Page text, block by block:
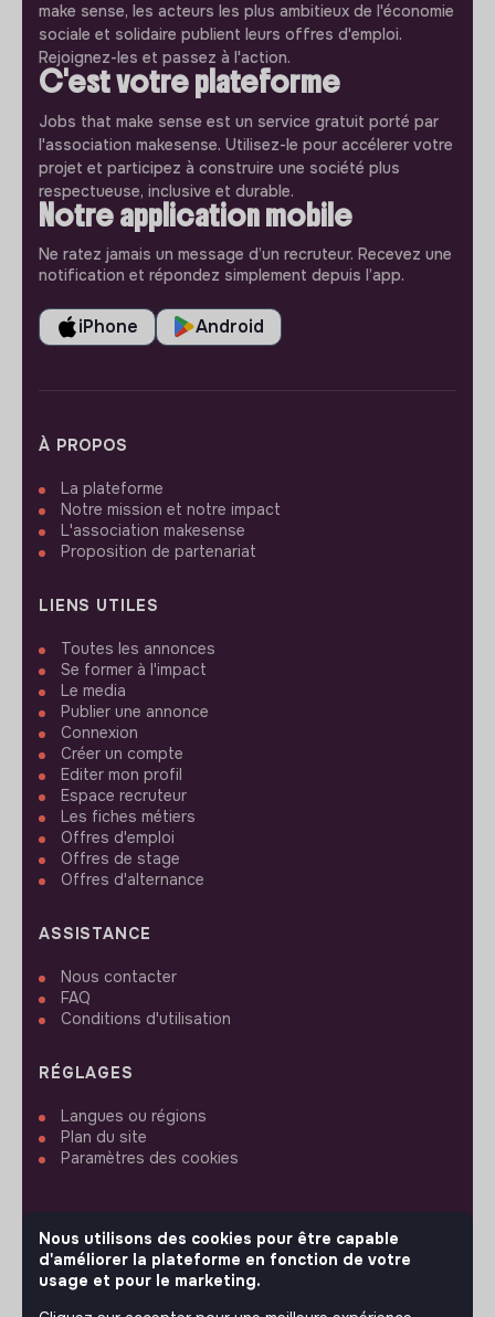
make sense, les acteurs les plus ambitieux de l'économie
sociale et solidaire publient leurs offres d'emploi.
Rejoignez-les et passez à l'action.
C'est votre plateforme
Jobs that make sense est un service gratuit porté par
l'association makesense. Utilisez-le pour accélerer votre
projet et participez à construire une société plus
respectueuse, inclusive et durable.
Notre application mobile
Ne ratez jamais un message d’un recruteur. Recevez une
notification et répondez simplement depuis l’app.
iPhone Android
À PROPOS
La plateforme
Notre mission et notre impact
L'association makesense
Proposition de partenariat
LIENS UTILES
Toutes les annonces
Se former à l'impact
Le media
Publier une annonce
Connexion
Créer un compte
Editer mon profil
Espace recruteur
Les fiches métiers
Offres d'emploi
Offres de stage
Offres d'alternance
ASSISTANCE
Nous contacter
FAQ
Conditions d'utilisation
RÉGLAGES
Langues ou régions
Plan du site
Paramètres des cookies
SUIVEZ-NOUS
Nous utilisons des cookies pour être capable
d'améliorer la plateforme en fonction de votre
usage et pour le marketing.